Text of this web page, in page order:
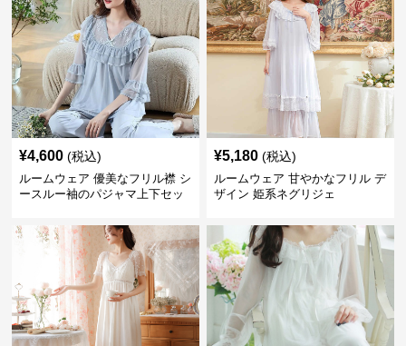
¥4,600 (税込)
ルームウェア 優美なフリル襟 シ
ースルー袖のパジャマ上下セッ
¥5,180 (税込)
ルームウェア 甘やかなフリル デ
ザイン 姫系ネグリジェ